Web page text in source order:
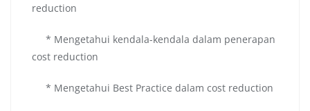
reduction
* Mengetahui kendala-kendala dalam penerapan
cost reduction
* Mengetahui Best Practice dalam cost reduction